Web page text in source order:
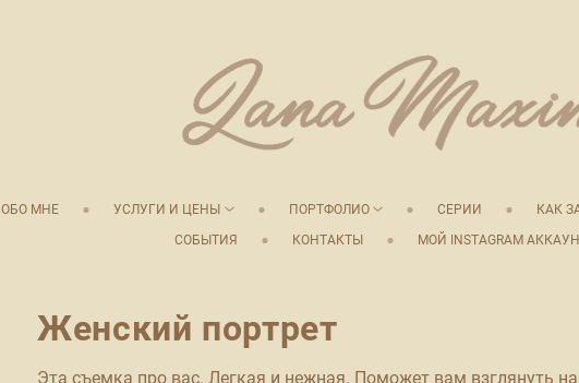
ОБО МНЕ УСЛУГИ И ЦЕНЫ ПОРТФОЛИО СЕРИИ КАК
СОБЫТИЯ
КОНТАКТЫ МОЙ INSTAGRAM
Женский портрет
Эта съемка про вас. Легкая и нежная. Поможет вам взглянуть